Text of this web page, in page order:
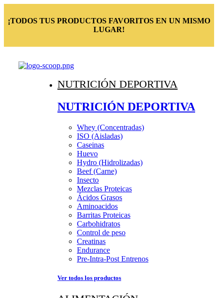
¡TODOS TUS PRODUCTOS FAVORITOS EN UN MISMO
LUGAR!
NUTRICIÓN DEPORTIVA
NUTRICIÓN DEPORTIVA
Whey (Concentradas)
ISO (Aisladas)
Caseinas
Huevo
Hydro (Hidrolizadas)
Beef (Carne)
Insecto
Mezclas Proteicas
Ácidos Grasos
Aminoacidos
Barritas Proteicas
Carbohidratos
Control de peso
Creatinas
Endurance
Pre-Intra-Post Entrenos
Ver todos los productos